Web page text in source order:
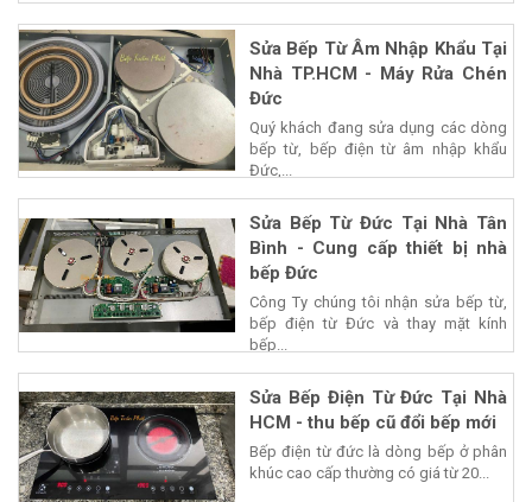
Sửa Bếp Từ Âm Nhập Khẩu Tại
Nhà TP.HCM - Máy Rửa Chén
Đức
Quý khách đang sửa dụng các dòng
bếp từ, bếp điện từ âm nhập khẩu
Đức,...
Sửa Bếp Từ Đức Tại Nhà Tân
Bình - Cung cấp thiết bị nhà
bếp Đức
Công Ty chúng tôi nhận sửa bếp từ,
bếp điện từ Đức và thay mặt kính
bếp...
Sửa Bếp Điện Từ Đức Tại Nhà
HCM - thu bếp cũ đổi bếp mới
Bếp điện từ đức là dòng bếp ở phân
khúc cao cấp thường có giá từ 20...